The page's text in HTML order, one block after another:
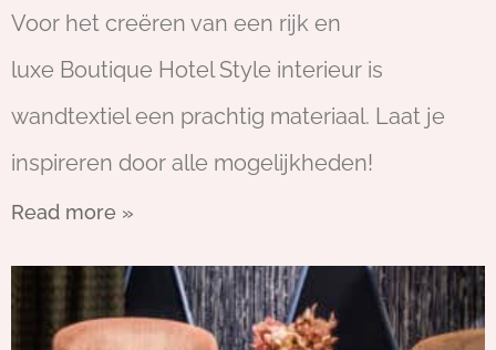
Voor het creëren van een rijk en
luxe Boutique Hotel Style interieur is
wandtextiel een prachtig materiaal. Laat je
inspireren door alle mogelijkheden!
Read more »